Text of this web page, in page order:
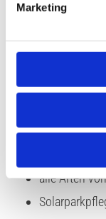
Marketing
Mäharbeiten
Grab- und
Pflege von
alle Arten